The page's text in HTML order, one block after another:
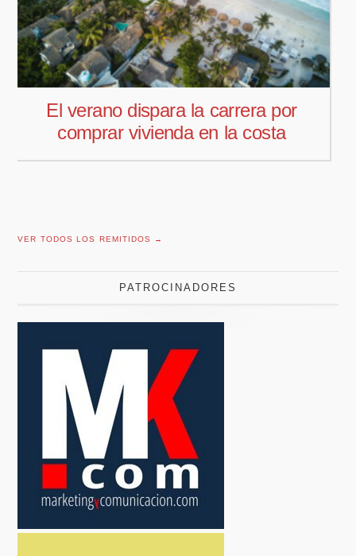
Pedro Aguiar nuevo responsable
comercial para Offcoustic Iberia
VER TODOS LOS REMITIDOS →
PATROCINADORES